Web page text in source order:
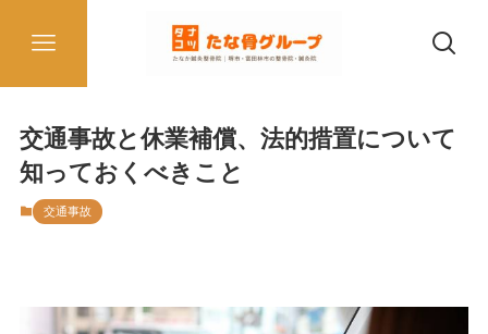
交通事故と休業補償、法的措置について
知っておくべきこと
交通事故